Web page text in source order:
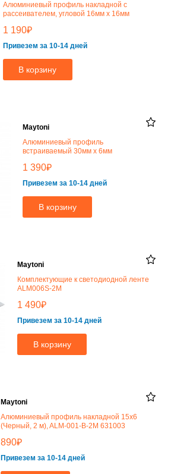
Алюминиевый профиль накладной с
рассеивателем, угловой 16мм x 16мм
1 190₽
Привезем за 10-14 дней
В корзину
Maytoni
Алюминиевый профиль
встраиваемый 30мм x 6мм
1 390₽
Привезем за 10-14 дней
В корзину
Maytoni
Комплектующие к светодиодной ленте
ALM006S-2M
1 490₽
Привезем за 10-14 дней
В корзину
Maytoni
Алюминиевый профиль накладной 15x6
(Черный, 2 м), ALM-001-B-2M 631003
890₽
Привезем за 10-14 дней